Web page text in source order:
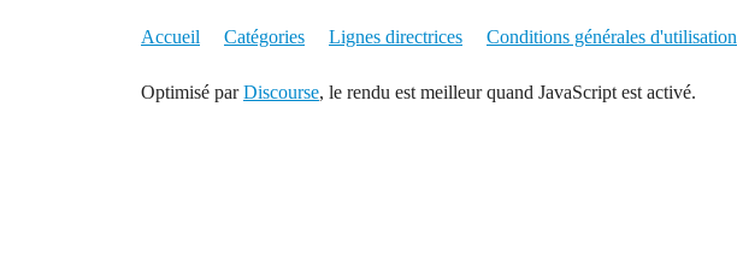
Accueil Catégories Lignes directrices Conditions générales d'utilisation
Optimisé parDiscourse, le rendu est meilleur quand JavaScript est activé.